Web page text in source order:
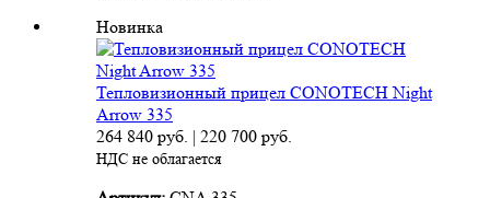
Новинка
Тепловизионный прицел CONOTECH Night
Arrow 335
264 840 руб. | 220 700 руб.
НДС не облагается